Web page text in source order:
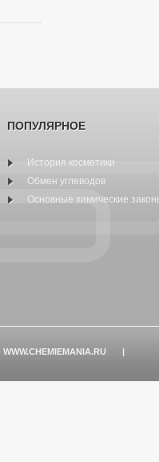
ПОПУЛЯРНОЕ
История косметики
Обмен углеводов
Основные химические
|